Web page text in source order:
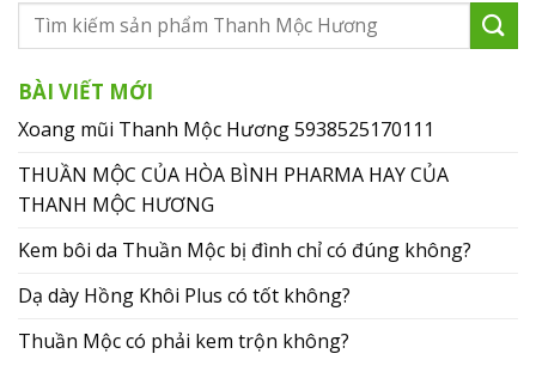
BÀI VIẾT MỚI
Xoang mũi Thanh Mộc Hương 5938525170111
THUẦN MỘC CỦA HÒA BÌNH PHARMA HAY CỦA
THANH MỘC HƯƠNG
Kem bôi da Thuần Mộc bị đình chỉ có đúng không?
Dạ dày Hồng Khôi Plus có tốt không?
Thuần Mộc có phải kem trộn không?